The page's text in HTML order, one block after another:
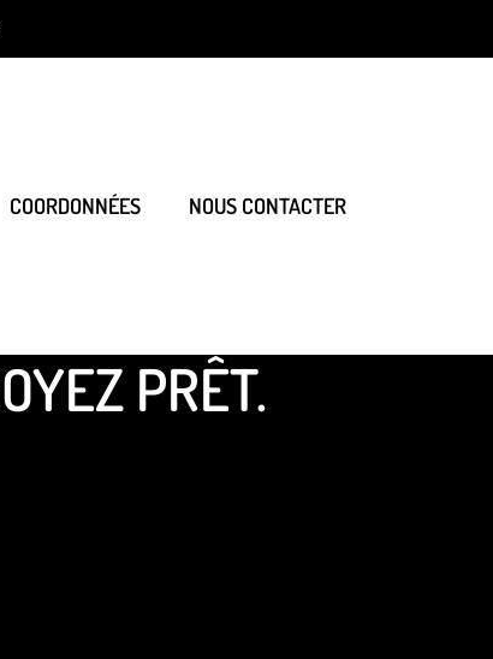
COORDONNÉES NOUS CONTACTER
PRÊT.